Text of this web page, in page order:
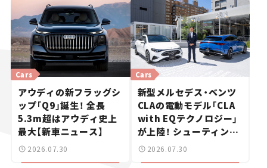
アウディの新フラッグシ
ップ「Q9」誕生！ 全長
5.3m超はアウディ史上
最大【新車ニュース】
Cars
2026.07.30
新型メルセデス・ベンツ
CLAの電動モデル「CLA
with EQテクノロジー」
が上陸！ シューティング
ブレークも発売【新車ニ
Cars
2026.07.30